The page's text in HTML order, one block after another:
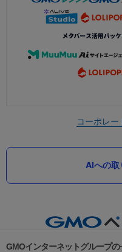
コーポレー
AIへの取
GMOインターネットグループ